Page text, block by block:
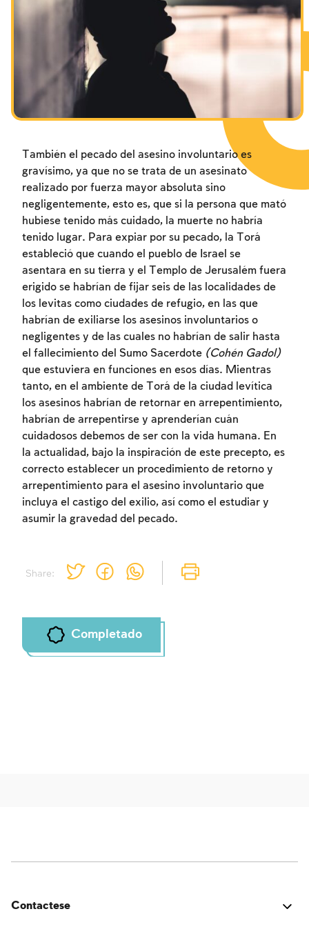
Los ayunos por la destrucción del Templo
Share:
También el pecado del asesino involuntario es
gravísimo, ya que no se trata de un asesinato
realizado por fuerza mayor absoluta sino
negligentemente, esto es, que si la persona que mató
hubiese tenido más cuidado, la muerte no habría
tenido lugar. Para expiar por su pecado, la Torá
estableció que cuando el pueblo de Israel se
asentara en su tierra y el Templo de Jerusalém fuera
erigido se habrían de fijar seis de las localidades de
los levitas como ciudades de refugio, en las que
habrían de exiliarse los asesinos involuntarios o
negligentes y de las cuales no habrían de salir hasta
el fallecimiento del Sumo Sacerdote (Cohén Gadol)
que estuviera en funciones en esos días. Mientras
tanto, en el ambiente de Torá de la ciudad levítica
los asesinos habrían de retornar en arrepentimiento,
habrían de arrepentirse y aprenderían cuán
cuidadosos debemos de ser con la vida humana. En
la actualidad, bajo la inspiración de este precepto, es
correcto establecer un procedimiento de retorno y
arrepentimiento para el asesino involuntario que
incluya el castigo del exilio, así como el estudiar y
asumir la gravedad del pecado.
Completado
Inscripcion requerida
Para marcar lo estudiado debe conectarse
a su cuenta o inscribirse.
Inscripcion Conectarse
Contactese